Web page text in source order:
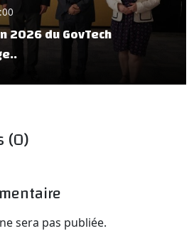
2026 du GovTech
(0)
sera pas publiée.